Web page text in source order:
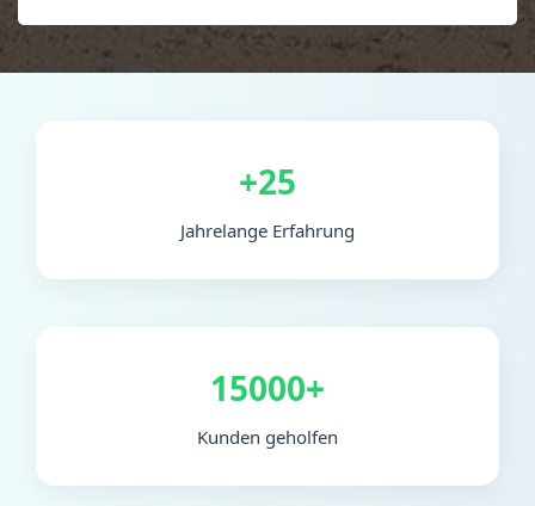
+25
Jahrelange Erfahrung
15000+
Kunden geholfen